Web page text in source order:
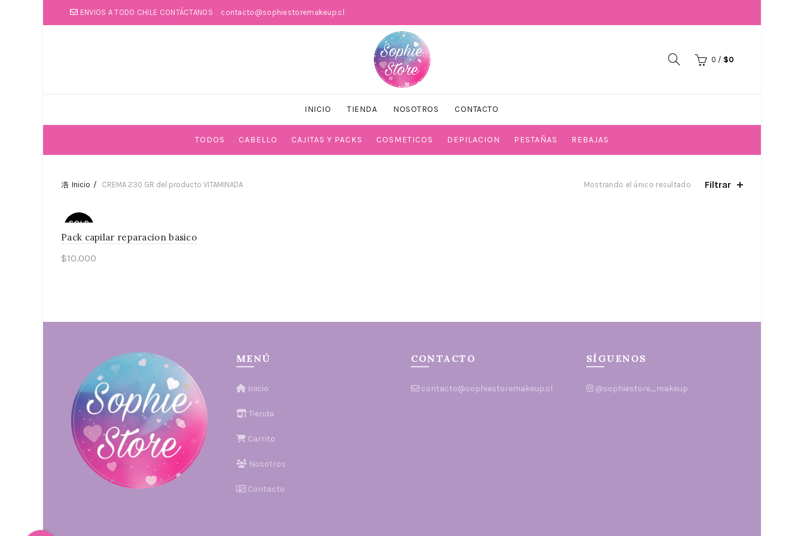
ENVIOS A TODO CHILE CONTÁCTANOS contacto@sophiestoremakeup.cl
0 / $0
INICIO TIENDA NOSOTROS CONTACTO
TODOS CABELLO CAJITAS Y PACKS COSMETICOS DEPILACION PESTAÑAS REBAJAS
Inicio CREMA 230 GR del producto VITAMINADA Mostrando el único resultado Filtrar
SOLD
OUT
COCO BOM
Pack capilar reparacion basico
$10.000
MENÚ
Inicio
Tienda
Carrito
Nosotros
Contacto
CONTACTO
contacto@sophiestoremakeup.cl
SÍGUENOS
@sophiestore_makeup